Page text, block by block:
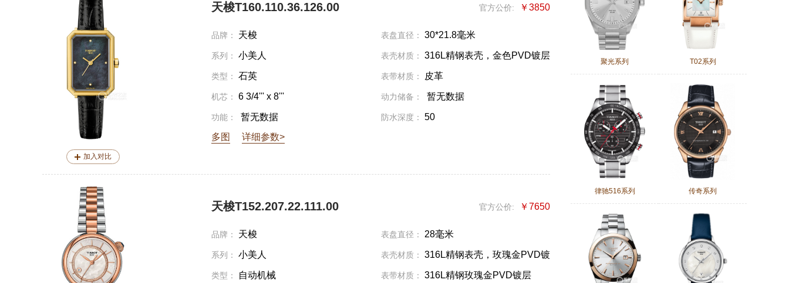
加入对比
天梭T160.110.36.126.00
品牌： 天梭 表盘直径： 30*21.8毫米
系列： 小美人 表壳材质： 316L精钢表壳，金色PVD镀层
类型： 石英 表带材质： 皮革
机芯： 6 3/4''' x 8''' 动力储备： 暂无数据
功能： 暂无数据 防水深度：
50
多图
详细参数>
官方公价: ￥3850
天梭T152.207.22.111.00
品牌： 天梭 表盘直径： 28毫米
系列： 小美人 表壳材质：
316L精钢表壳，玫瑰金PVD镀
类型： 自动机械 表带材质： 316L精钢玫瑰金PVD镀层
官方公价: ￥7650
聚光系列 T02系列
律驰516系列 传奇系列